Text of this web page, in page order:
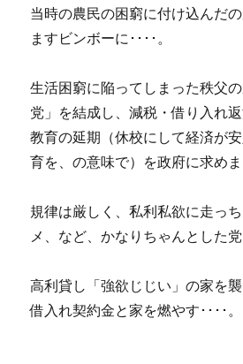
当時の農民の困窮に付け込んだ
ますビンボーに････。
生活困窮に陥ってしまった秩父
党」を結成し、減税・借り入れ
教育の延期（休校にして経済が
育を、の意味で）を政府に求めま
規律は厳しく、私利私欲に走っ
メ、など、かなりちゃんとした党
高利貸し「強欲じじい」の家を襲
借入れ契約金と家を燃やす････。